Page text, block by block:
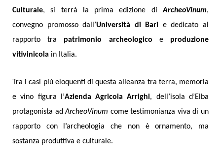
Culturale, si terrà la prima edizione diArcheoVinum,
convegno promosso dall’Università di Bari e dedicato al
rapporto tra patrimonio archeologico e produzione
vitivinicola in Italia.
Tra i casi più eloquenti di questa alleanza tra terra, memoria
e vino figura l’Azienda Agricola Arrighi, dell’isola d’Elba
protagonista adArcheoVinum come testimonianza viva di un
rapporto con l’archeologia che non è ornamento, ma
sostanza produttiva e culturale.